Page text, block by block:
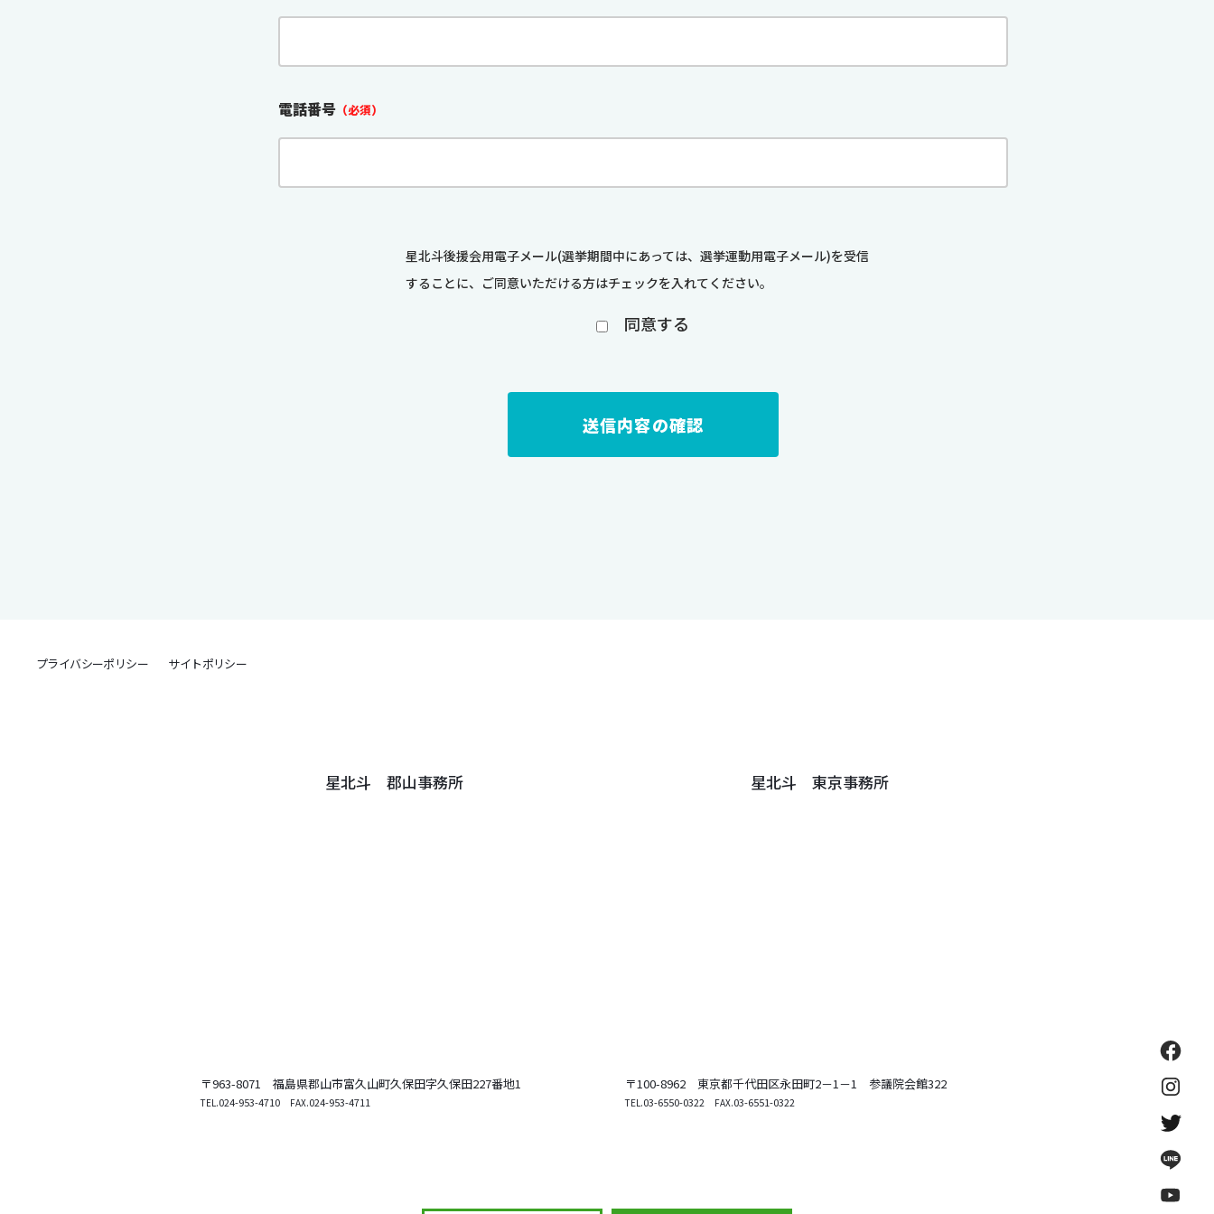
電話番号（必須）
星北斗後援会用電子メール(選挙期間中にあっては、選挙運動用電子メール)を受信
することに、ご同意いただける方はチェックを入れてください。
同意する
プライバシーポリシー サイトポリシー
星北斗 郡山事務所
〒963-8071 福島県郡山市富久山町久保田字久保田227番地1
TEL.024-953-4710 FAX.024-953-4711
星北斗 東京事務所
〒100-8962 東京都千代田区永田町2－1－1 参議院会館322
TEL.03-6550-0322 FAX.03-6551-0322